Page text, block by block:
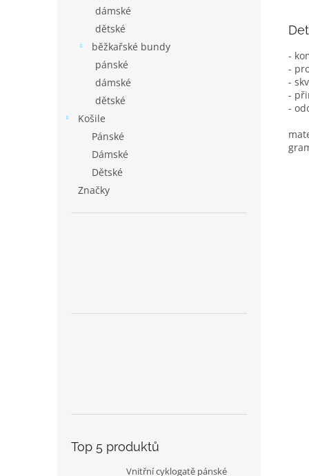
dámské
dětské
běžkařské bundy
pánské
dámské
dětské
Košile
Pánské
Dámské
Dětské
Značky
Top 5 produktů
Vnitřní cyklogatě pánské
-
-
-
-
-